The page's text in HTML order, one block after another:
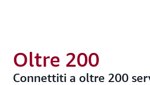
Connettiti a oltre 200
Oltre 200